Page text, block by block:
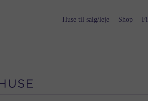
Huse til salg/leje Shop